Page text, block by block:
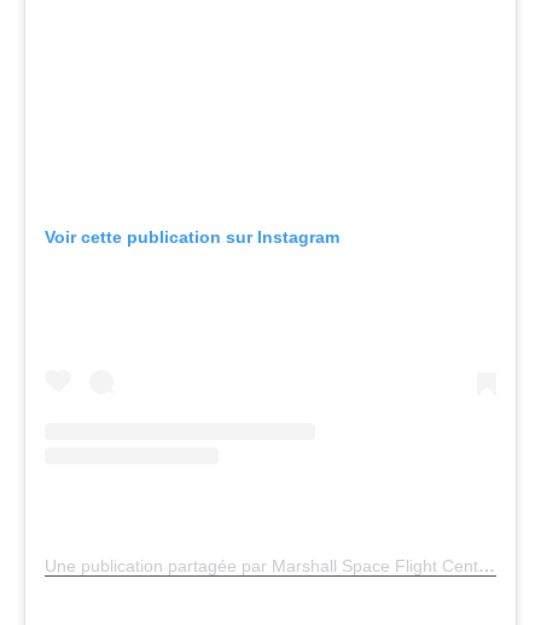
Voir cette publication sur Instagram
Une publication partagée par Marshall Space Flight Center (@nasa_marshall)